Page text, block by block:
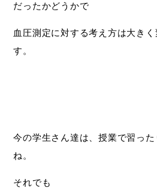
だったかどうかで
血圧測定に対する考え方は大き
す。
今の学生さん達は、授業で習っ
ね。
それでも